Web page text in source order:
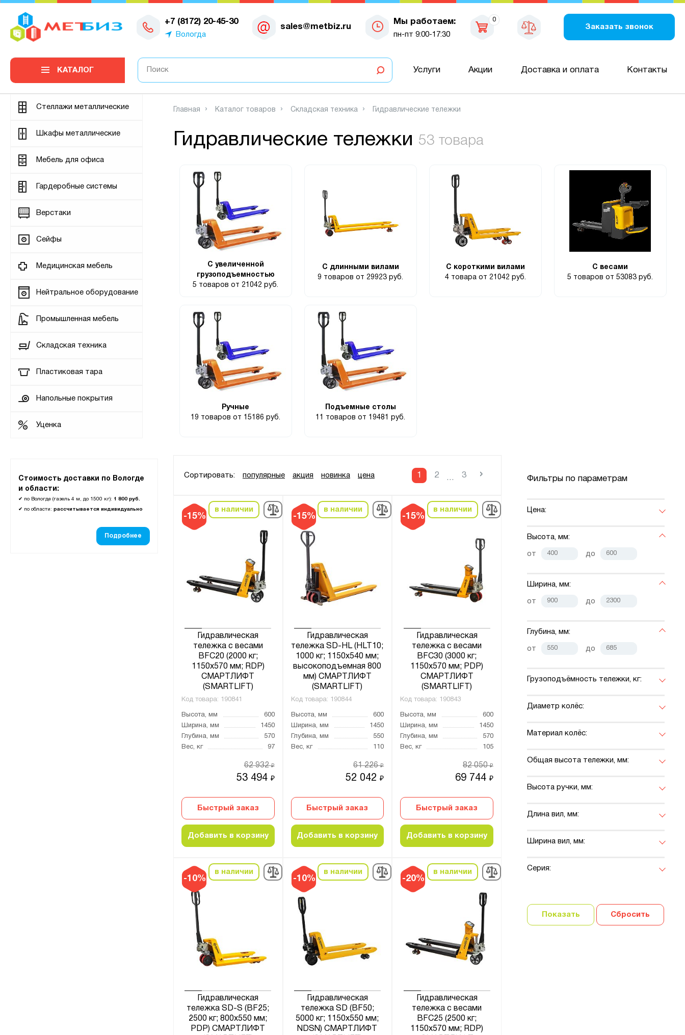
+7 (8172) 20-45-30
Вологда
sales@metbiz.ru
Мы работаем:
пн-пт 9:00-17:30
0
Заказать звонок
0
КАТАЛОГ Услуги Акции Доставка и оплата Контакты
Стеллажи металлические
Шкафы металлические
Мебель для офиса
Гардеробные системы
Верстаки
Сейфы
Медицинская мебель
Нейтральное оборудование
Промышленная мебель
Складская техника
Пластиковая тара
Напольные покрытия
Уценка
Стоимость доставки по Вологде
и области:
✔ по Вологде (газель 4 м, до 1500 кг): 1 800 руб.
✔ по области: рассчитывается индивидуально
Подробнее
Главная Каталог товаров Складская техника Гидравлические тележки
Гидравлические тележки 53 товара
С увеличенной
грузоподъемностью
5 товаровот 21042 руб.
С длинными вилами
9 товаровот 29923 руб.
С короткими вилами
4 товара от 21042 руб.
С весами
5 товаровот 53083 руб.
Ручные
19 товаровот 15186 руб.
Подъемные столы
11 товаровот 19481 руб.
Сортировать: популярные акция новинка цена 1 2 ... 3 ›
-15%
в наличии
Гидравлическая
тележка с весами
BFC20 (2000 кг;
1150х570 мм; RDP)
СМАРТЛИФТ
(SMARTLIFT)
Код товара: 190841
Высота, мм
600
Ширина, мм
1450
Глубина, мм
570
Вес, кг
97
53 494 ₽
62 932₽
Быстрый заказ
Добавить в корзину
-15%
в наличии
Гидравлическая
тележка SD-HL (HLT10;
1000 кг; 1150х540 мм;
высокоподъемная 800
мм) СМАРТЛИФТ
(SMARTLIFT)
Код товара: 190844
Высота, мм
600
Ширина, мм
1450
Глубина, мм
550
Вес, кг
110
52 042₽
61 226₽
Быстрый заказ
Добавить в корзину
-15%
в наличии
Гидравлическая
тележка с весами
BFC30 (3000 кг;
1150х570 мм; PDP)
СМАРТЛИФТ
(SMARTLIFT)
Код товара: 190843
Высота, мм
600
Ширина, мм
1450
Глубина, мм
570
Вес, кг
105
69 744 ₽
82 050₽
Быстрый заказ
Добавить в корзину
-10%
в наличии
Гидравлическая
тележка SD-S (BF25;
2500 кг; 800х550 мм;
PDP) СМАРТЛИФТ
-10%
в наличии
Гидравлическая
тележка SD (BF50;
5000 кг; 1150х550 мм;
NDSN) СМАРТЛИФТ
-20%
в наличии
Гидравлическая
тележка с весами
BFC25 (2500 кг;
1150х570 мм; RDP)
Фильтры по параметрам
Цена:
Высота, мм:
от до
Ширина, мм:
от до
Глубина, мм:
от до
Грузоподъёмность тележки, кг:
Диаметр колёс:
Материал колёс:
Общая высота тележки, мм:
Высота ручки, мм:
Длина вил, мм:
Ширина вил, мм:
Серия:
Показать Сбросить